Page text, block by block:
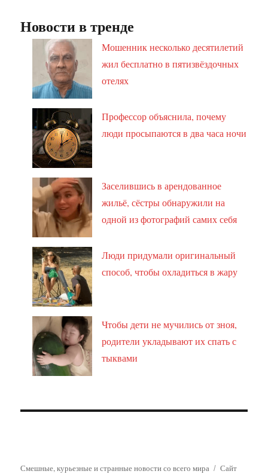
Новости в тренде
Мошенник несколько десятилетий
жил бесплатно в пятизвёздочных
отелях
Профессор объяснила, почему
люди просыпаются в два часа ночи
Заселившись в арендованное
жильё, сёстры обнаружили на
одной из фотографий самих себя
Люди придумали оригинальный
способ, чтобы охладиться в жару
Чтобы дети не мучились от зноя,
родители укладывают их спать с
тыквами
Смешные, курьезные и странные новости со всего мира Сайт